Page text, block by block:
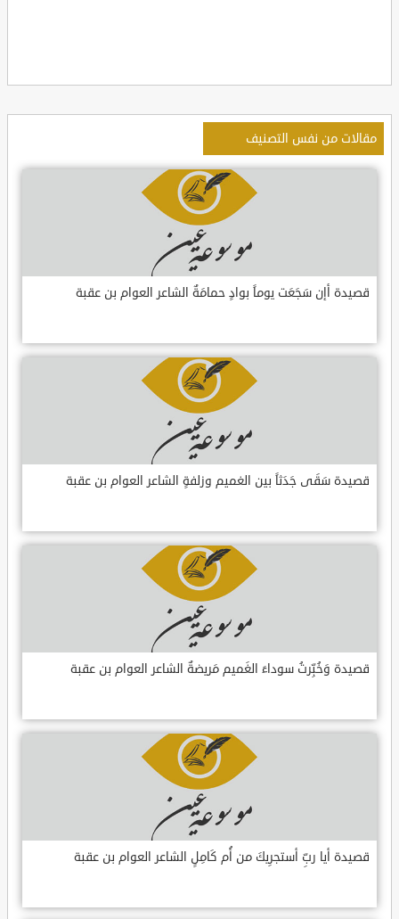
مقالات من نفس التصنيف
قصيدة أإن سَجَعَت يوماً بوادٍ حمامَةٌ الشاعر العوام بن عقبة
قصيدة سَقَى جَدَثاً بين الغميم وزلفةٍ الشاعر العوام بن عقبة
قصيدة وَخُبِّرتُ سوداءَ الغَميم مَريضةٌ الشاعر العوام بن عقبة
قصيدة أيا ربِّ أستجرِيكَ من أُم كَامِلٍ الشاعر العوام بن عقبة